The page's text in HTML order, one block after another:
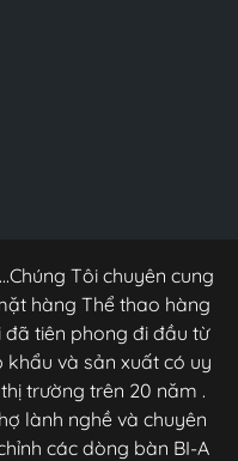
Tôi chuyên cung
hàng Thể thao hàng
tiên phong đi đầu từ
khẩu và sản xuất có uy
trường trên 20 năm .
lành nghề và chuyên
các dòng bàn BI-A